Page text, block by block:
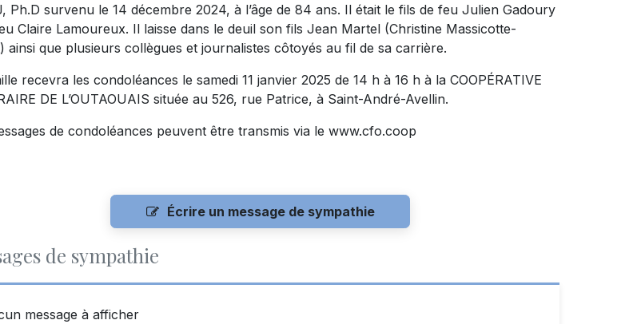
Ph.D survenu le 14 décembre 2024, à l’âge de 84 ans. Il était le fils de feu Julien Gadoury
Claire Lamoureux. Il laisse dans le deuil son fils Jean Martel (Christine Massicotte-
ainsi que plusieurs collègues et journalistes côtoyés au fil de sa carrière.
recevra les condoléances le samedi 11 janvier 2025 de 14 h à 16 h à la COOPÉRATIVE
DE L’OUTAOUAIS située au 526, rue Patrice, à Saint-André-Avellin.
de condoléances peuvent être transmis via le www.cfo.coop
Écrire un message de sympathie
de sympathie
message à afficher